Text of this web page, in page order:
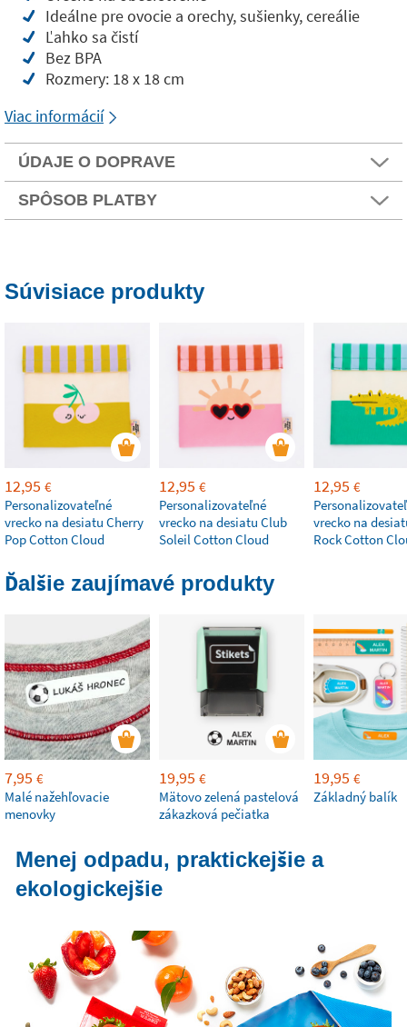
Ideálne pre ovocie a orechy, sušienky, cereálie
Ľahko sa čistí
Bez BPA
Rozmery: 18 x 18 cm
Viac informácií
ÚDAJE O DOPRAVE
SPÔSOB PLATBY
Súvisiace produkty
12,95 €
Personalizovateľné
vrecko na desiatu Cherry
Pop Cotton Cloud
12,95 €
Personalizovateľné
vrecko na desiatu Club
Soleil Cotton Cloud
12,95 €
vrecko na
Rock Cotton
Ďalšie zaujímavé produkty
7,95 €
Malé nažehľovacie
menovky
19,95 €
Mätovo zelená pastelová
zákazková pečiatka
19,95 €
Základný balík
Menej odpadu, praktickejšie a
ekologickejšie